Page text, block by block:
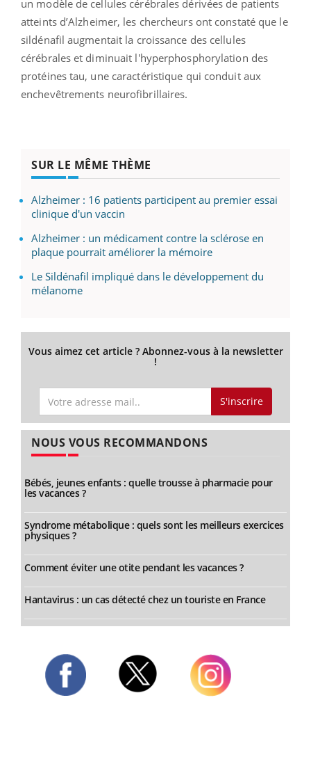
un modèle de cellules cérébrales dérivées de patients
atteints d’Alzheimer, les chercheurs ont constaté que le
sildénafil augmentait la croissance des cellules
cérébrales et diminuait l'hyperphosphorylation des
protéines tau, une caractéristique qui conduit aux
enchevêtrements neurofibrillaires.
SUR LE MÊME THÈME
Alzheimer : 16 patients participent au premier essai
clinique d'un vaccin
Alzheimer : un médicament contre la sclérose en
plaque pourrait améliorer la mémoire
Le Sildénafil impliqué dans le développement du
mélanome
Vous aimez cet article ? Abonnez-vous à la newsletter
!
S'inscrire
NOUS VOUS RECOMMANDONS
Bébés, jeunes enfants : quelle trousse à pharmacie pour
les vacances ?
Syndrome métabolique : quels sont les meilleurs exercices
physiques ?
Comment éviter une otite pendant les vacances ?
Hantavirus : un cas détecté chez un touriste en France